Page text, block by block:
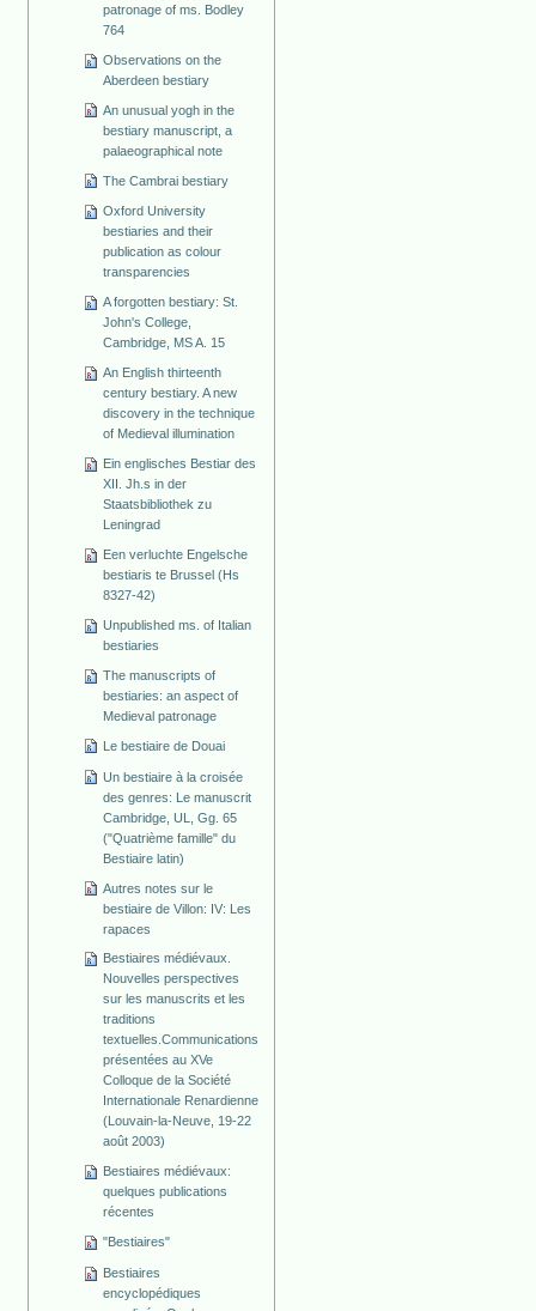
patronage of ms. Bodley
764
Observations on the
Aberdeen bestiary
An unusual yogh in the
bestiary manuscript, a
palaeographical note
The Cambrai bestiary
Oxford University
bestiaries and their
publication as colour
transparencies
A forgotten bestiary: St.
John's College,
Cambridge, MS A. 15
An English thirteenth
century bestiary. A new
discovery in the technique
of Medieval illumination
Ein englisches Bestiar des
XII. Jh.s in der
Staatsbibliothek zu
Leningrad
Een verluchte Engelsche
bestiaris te Brussel (Hs
8327-42)
Unpublished ms. of Italian
bestiaries
The manuscripts of
bestiaries: an aspect of
Medieval patronage
Le bestiaire de Douai
Un bestiaire à la croisée
des genres: Le manuscrit
Cambridge, UL, Gg. 65
("Quatrième famille" du
Bestiaire latin)
Autres notes sur le
bestiaire de Villon: IV: Les
rapaces
Bestiaires médiévaux.
Nouvelles perspectives
sur les manuscrits et les
traditions
textuelles.Communications
présentées au XVe
Colloque de la Société
Internationale Renardienne
(Louvain-la-Neuve, 19-22
août 2003)
Bestiaires médiévaux:
quelques publications
récentes
"Bestiaires"
Bestiaires
encyclopédiques